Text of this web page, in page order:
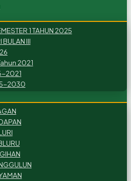
1 TAHUN 2025
BULAN III
2021
2021
2030